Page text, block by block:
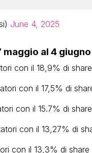
June 4, 2025
maggio al 4
con il 18,9% di share
con il 17,5% di
con il 15.7% di share
con il 13,27% di
con il 13,3% di share